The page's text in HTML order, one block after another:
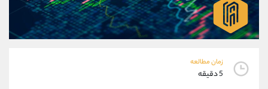
زمان مطالعه
5 دقیقه
09101364784
واتساپ شروع گفتگو
تلگرام @Armteam_admin_104
پشتیبان فروش